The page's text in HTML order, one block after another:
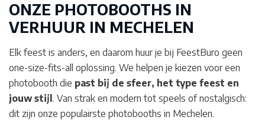
ONZE PHOTOBOOTHS IN
VERHUUR IN MECHELEN
Elk feest is anders, en daarom huur je bij FeestBuro geen
one-size-fits-all oplossing. We helpen je kiezen voor een
photobooth die past bij de sfeer, het type feest en
jouw stijl. Van strak en modern tot speels of nostalgisch:
dit zijn onze populairste photobooths in Mechelen.